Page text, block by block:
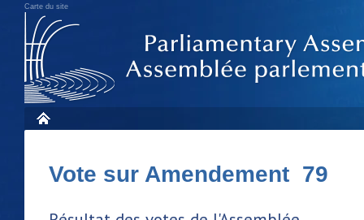
Carte du site
Vote sur Amendement 79